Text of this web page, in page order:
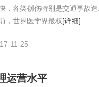
，各类创伤特别是交通事故
，世界医学界最权[详细]
11-25
运营水平